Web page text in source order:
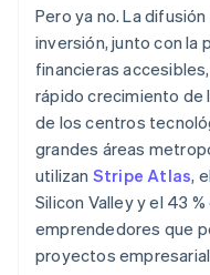
compra
acelerado
Financial
Connections
Datos de ctas.
financieras
vinculadas
Más
Product roadmap
Descubre lo que viene
Radar
lucro
Blog
Pero ya no. La
inversión, junto con la
financieras
rápido crecimiento de
de los centros
grandes áreas
utilizan Stripe Atlas,
Silicon Valley y el 43
emprendedores que
proyectos